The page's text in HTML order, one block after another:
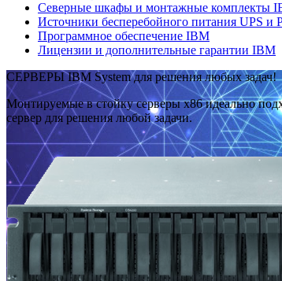
Северные шкафы и монтажные комплекты
Источники бесперебойного питания UPS и
Программное обеспечение IBM
Лицензии и дополнительные гарантии IBM
СЕРВЕРЫ IBM System для решения любых задач!
Монтируемые в стойку серверы x86 идеально
сервер для решения любой задачи.